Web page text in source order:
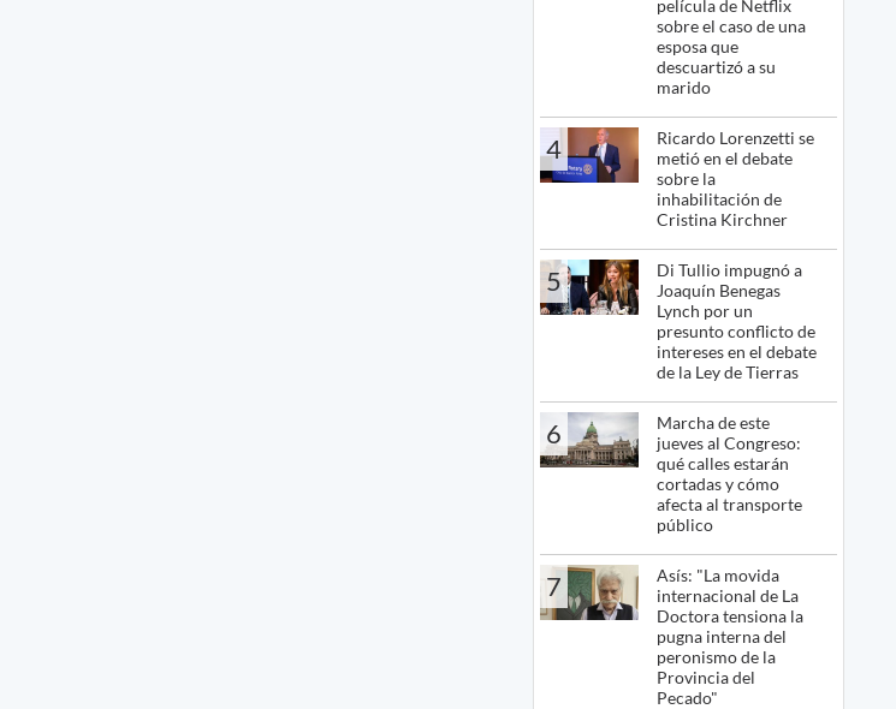
película de Netflix
sobre el caso de una
esposa que
descuartizó a su
marido
4
Ricardo Lorenzetti se
metió en el debate
sobre la
inhabilitación de
Cristina Kirchner
5
Di Tullio impugnó a
Joaquín Benegas
Lynch por un
presunto conflicto de
intereses en el debate
de la Ley de Tierras
6
Marcha de este
jueves al Congreso:
qué calles estarán
cortadas y cómo
afecta al transporte
público
7
Asís: "La movida
internacional de La
Doctora tensiona la
pugna interna del
peronismo de la
Provincia del
Pecado"